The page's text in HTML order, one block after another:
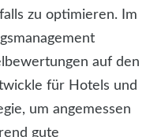
zu optimieren. Im
auf den
für Hotels und
um angemessen
gute